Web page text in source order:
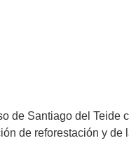
de Santiago del
de reforestación y